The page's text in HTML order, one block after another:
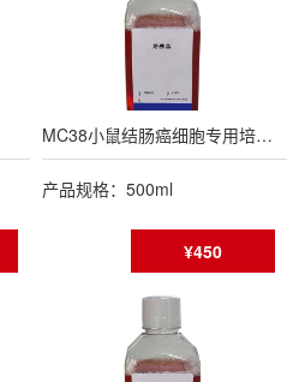
MC38小鼠结肠癌细胞专用培养基
产品规格：500ml
¥450